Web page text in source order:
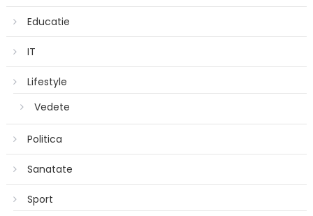
Educatie
IT
Lifestyle
Vedete
Politica
Sanatate
Sport